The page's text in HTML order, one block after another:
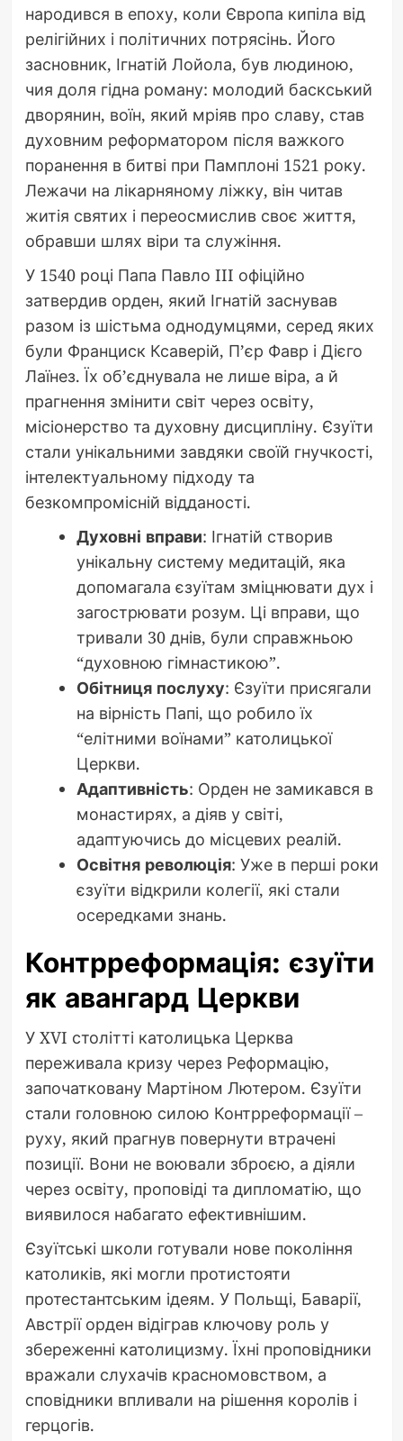
народився в епоху, коли Європа кипіла від
релігійних і політичних потрясінь. Його
засновник, Ігнатій Лойола, був людиною,
чия доля гідна роману: молодий баскський
дворянин, воїн, який мріяв про славу, став
духовним реформатором після важкого
поранення в битві при Памплоні 1521 року.
Лежачи на лікарняному ліжку, він читав
житія святих і переосмислив своє життя,
обравши шлях віри та служіння.
У 1540 році Папа Павло III офіційно
затвердив орден, який Ігнатій заснував
разом із шістьма однодумцями, серед яких
були Франциск Ксаверій, П’єр Фавр і Дієго
Лаїнез. Їх об’єднувала не лише віра, а й
прагнення змінити світ через освіту,
місіонерство та духовну дисципліну. Єзуїти
стали унікальними завдяки своїй гнучкості,
інтелектуальному підходу та
безкомпромісній відданості.
Духовні вправи: Ігнатій створив
унікальну систему медитацій, яка
допомагала єзуїтам зміцнювати дух і
загострювати розум. Ці вправи, що
тривали 30 днів, були справжньою
“духовною гімнастикою”.
Обітниця послуху: Єзуїти присягали
на вірність Папі, що робило їх
“елітними воїнами” католицької
Церкви.
Адаптивність: Орден не замикався в
монастирях, а діяв у світі,
адаптуючись до місцевих реалій.
Освітня революція: Уже в перші роки
єзуїти відкрили колегії, які стали
осередками знань.
Контрреформація: єзуїти
як авангард Церкви
У XVI столітті католицька Церква
переживала кризу через Реформацію,
започатковану Мартіном Лютером. Єзуїти
стали головною силою Контрреформації –
руху, який прагнув повернути втрачені
позиції. Вони не воювали зброєю, а діяли
через освіту, проповіді та дипломатію, що
виявилося набагато ефективнішим.
Єзуїтські школи готували нове покоління
католиків, які могли протистояти
протестантським ідеям. У Польщі, Баварії,
Австрії орден відіграв ключову роль у
збереженні католицизму. Їхні проповідники
вражали слухачів красномовством, а
сповідники впливали на рішення королів і
герцогів.